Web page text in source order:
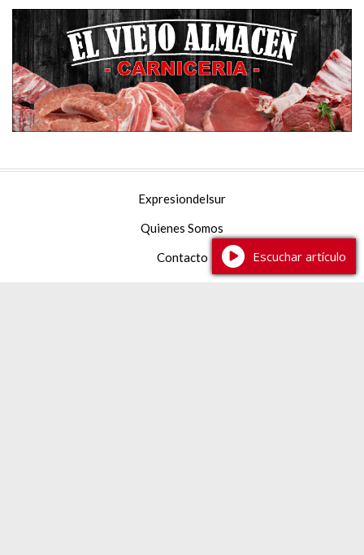
Expresiondelsur
Quienes Somos
Contacto
Escuchar artículo